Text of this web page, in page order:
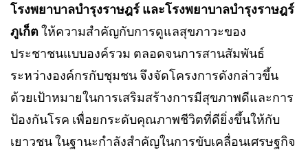
โรงพยาบาลบำรุงราษฎร์ และโรงพยาบาลบำรุงราษฎร์
ภูเก็ตให้ความสำคัญกับการดูแลสุขภาวะของ
ประชาชนแบบองค์รวม ตลอดจนการสานสัมพันธ์
ระหว่างองค์กรกับชุมชน จึงจัดโครงการดังกล่าวขึ้น
ด้วยเป้าหมายในการเสริมสร้างการมีสุขภาพดีและการ
ป้องกันโรค เพื่อยกระดับคุณภาพชีวิตที่ดียิ่งขึ้นให้กับ
เยาวชน ในฐานะกำลังสำคัญในการขับเคลื่อนเศรษฐกิจ